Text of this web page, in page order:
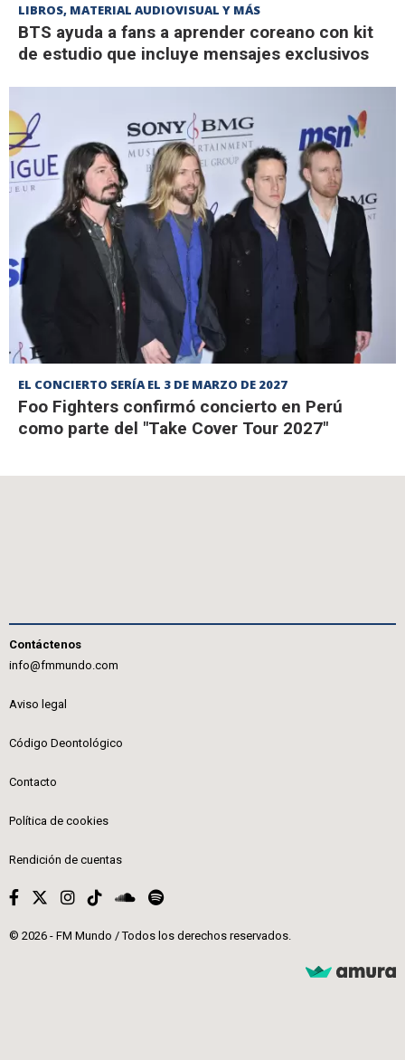
LIBROS, MATERIAL AUDIOVISUAL Y MÁS
BTS ayuda a fans a aprender coreano con kit
de estudio que incluye mensajes exclusivos
EL CONCIERTO SERÍA EL 3 DE MARZO DE 2027
Foo Fighters confirmó concierto en Perú
como parte del "Take Cover Tour 2027"
Contáctenos
info@fmmundo.com
Aviso legal
Código Deontológico
Contacto
Política de cookies
Rendición de cuentas
© 2026 - FM Mundo / Todos los derechos reservados.